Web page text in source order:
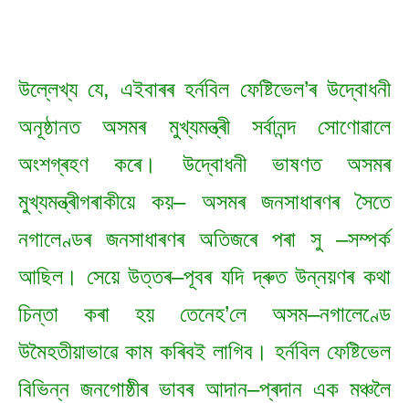
উল্লেখ্য যে, এইবাৰৰ হৰ্নবিল ফেষ্টিভেল’ৰ উদ্বোধনী
অনূষ্ঠানত অসমৰ মুখ্যমন্ত্ৰী সৰ্বানন্দ সোণোৱালে
অংশগ্ৰহণ কৰে। উদ্বোধনী ভাষণত অসমৰ
মুখ্যমন্ত্ৰীগৰাকীয়ে কয়– অসমৰ জনসাধাৰণৰ সৈতে
নগালেণ্ডৰ জনসাধাৰণৰ অতিজৰে পৰা সু –সম্পৰ্ক
আছিল। সেয়ে উত্তৰ–পূবৰ যদি দ্ৰুত উন্নয়ণৰ কথা
চিন্তা কৰা হয় তেনেহ’লে অসম–নগালেণ্ডে
উমৈহতীয়াভাৱে কাম কৰিবই লাগিব। হৰ্নবিল ফেষ্টিভেল
বিভিন্ন জনগোষ্ঠীৰ ভাবৰ আদান–প্ৰদান এক মঞ্চলৈ